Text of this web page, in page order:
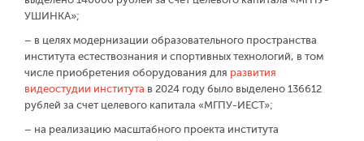
УШИНКА»;
– в целях модернизации образовательного пространства
института естествознания и спортивных технологий, в том
числе приобретения оборудования для развития
видеостудии института в 2024 году было выделено 136 612
рублей за счет целевого капитала «МГПУ-ИЕСТ»;
– на реализацию масштабного проекта института